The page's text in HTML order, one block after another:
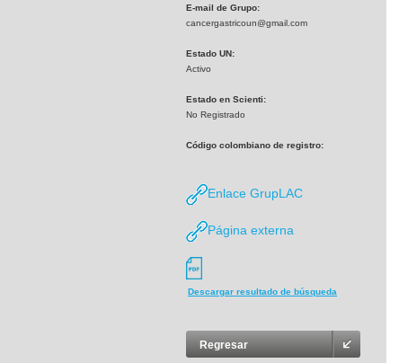
E-mail de Grupo:
cancergastricoun@gmail.com
Estado UN:
Activo
Estado en Scienti:
No Registrado
Código colombiano de registro:
Enlace GrupLAC
Página externa
Descargar resultado de búsqueda
Regresar